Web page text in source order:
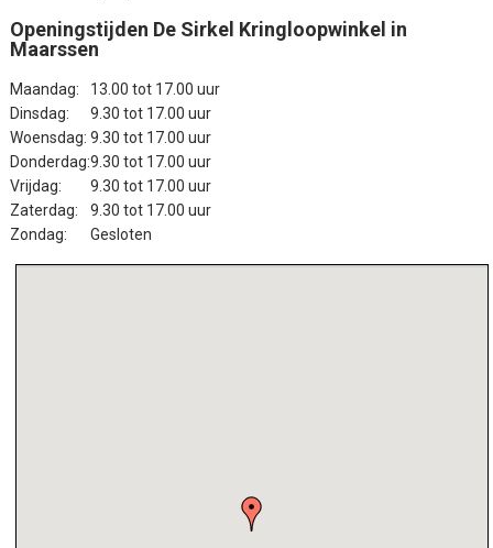
Openingstijden De Sirkel Kringloopwinkel in
Maarssen
Maandag:
13.00 tot 17.00 uur
Dinsdag:
9.30 tot 17.00 uur
Woensdag: 9.30 tot 17.00 uur
Donderdag:9.30 tot 17.00 uur
Vrijdag:
9.30 tot 17.00 uur
Zaterdag:
9.30 tot 17.00 uur
Zondag:
Gesloten